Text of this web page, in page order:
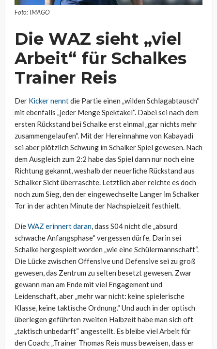
Foto: IMAGO
Die WAZ sieht „viel
Arbeit“ für Schalkes
Trainer Reis
Der Kicker nenntdie Partie einen „wilden Schlagabtausch“
mit ebenfalls „jeder Menge Spektakel“. Dabei sei nach dem
ersten Rückstand bei Schalke erst einmal „gar nichts mehr
zusammengelaufen“. Mit der Hereinnahme von Kabayadi
sei aber plötzlich Schwung im Schalker Spiel gewesen. Nach
dem Ausgleich zum 2:2 habe das Spiel dann nur noch eine
Richtung gekannt, weshalb der neuerliche Rückstand aus
Schalker Sicht überraschte. Letztlich aber reichte es doch
noch zum Sieg, den der eingewechselte Langer im Schalker
Tor in der achten Minute der Nachspielzeit festhielt.
DieWAZ erinnert daran, dass S04 nicht die „absurd
schwache Anfangsphase“ vergessen dürfe. Darin sei
Schalke hergespielt worden „wie eine Schülermannschaft“.
Die Lücke zwischen Offensive und Defensive sei zu groß
gewesen, das Zentrum zu selten besetzt gewesen. Zwar
gewann man am Ende mit viel Engagement und
Leidenschaft, aber „mehr war nicht: keine spielerische
Klasse, keine taktische Ordnung.“ Und auch in der optisch
überlegen geführten zweiten Halbzeit habe man sich oft
„taktisch unbedarft“ angestellt. Es bleibe viel Arbeit für
den Coach: „Trainer Thomas Reis muss beweisen, dass er